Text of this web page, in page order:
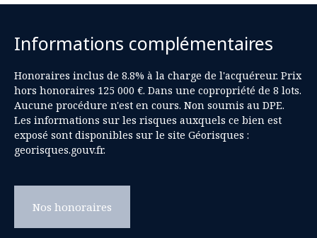
Informations complémentaires
Honoraires inclus de 8.8% à la charge de l'acquéreur. Prix
hors honoraires 125 000 €. Dans une copropriété de 8 lots.
Aucune procédure n'est en cours. Non soumis au DPE.
Les informations sur les risques auxquels ce bien est
exposé sont disponibles sur le site Géorisques :
georisques.gouv.fr.
Nos honoraires